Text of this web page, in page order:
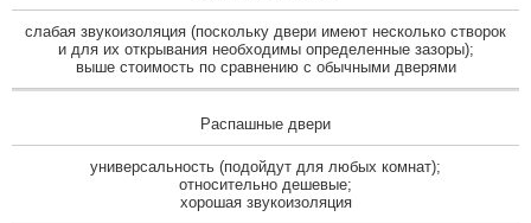
слабая звукоизоляция (поскольку двери имеют несколько створок
и для их открывания необходимы определенные зазоры);
выше стоимость по сравнению с обычными дверями
Распашные двери
универсальность (подойдут для любых комнат);
относительно дешевые;
хорошая звукоизоляция